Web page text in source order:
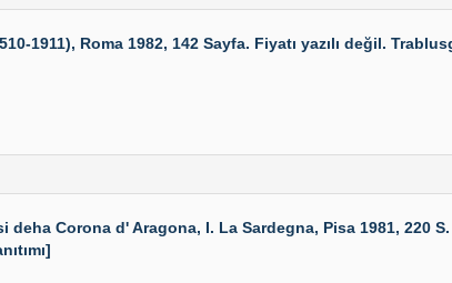
1911), Roma 1982, 142 Sayfa. Fiyatı yazılı değil.
deha Corona d' Aragona, I. La Sardegna, Pisa 1981, 220